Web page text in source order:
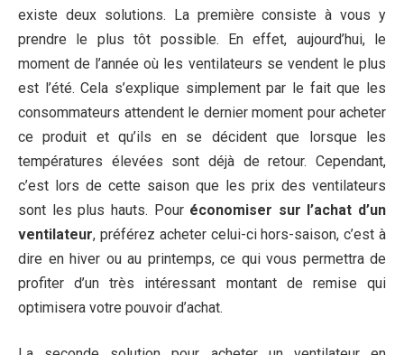
existe deux solutions. La première consiste à vous y
prendre le plus tôt possible. En effet, aujourd’hui, le
moment de l’année où les ventilateurs se vendent le plus
est l’été. Cela s’explique simplement par le fait que les
consommateurs attendent le dernier moment pour acheter
ce produit et qu’ils en se décident que lorsque les
températures élevées sont déjà de retour. Cependant,
c’est lors de cette saison que les prix des ventilateurs
sont les plus hauts. Pour économiser sur l’achat d’un
ventilateur, préférez acheter celui-ci hors-saison, c’est à
dire en hiver ou au printemps, ce qui vous permettra de
profiter d’un très intéressant montant de remise qui
optimisera votre pouvoir d’achat.